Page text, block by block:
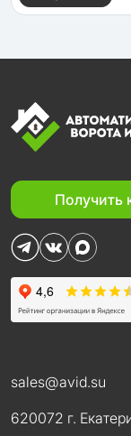
Получить
sales@avid.su
620072 г.